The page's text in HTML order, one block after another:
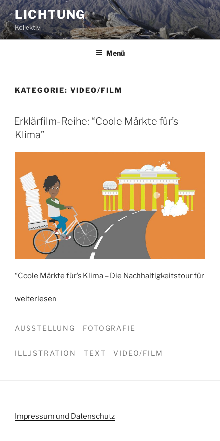
Zum
Inhalt
springen
LICHTUNG
Kollektiv
Menü
KATEGORIE: VIDEO/FILM
Erklärfilm-Reihe: “Coole Märkte für’s
Klima”
“Coole Märkte für’s Klima – Die Nachhaltigkeitstour für
„Erklärfilm-
Märkte
Klima”“
weiterlesen
AUSSTELLUNG FOTOGRAFIE
ILLUSTRATION TEXT VIDEO/FILM
Impressum und Datenschutz